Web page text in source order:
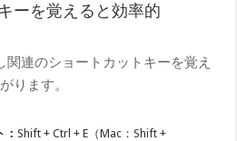
ーを覚えると効率的
連のショートカットキーを覚え
ります。
：Shift + Ctrl + E（Mac：Shift +